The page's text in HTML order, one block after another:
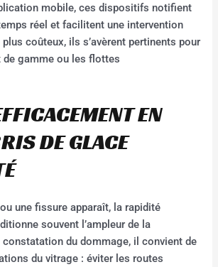
mobile, ces dispositifs notifient
réel et facilitent une intervention
coûteux, ils s’avèrent pertinents pour
de gamme ou les flottes
EN
DE GLACE
une fissure apparaît, la rapidité
souvent l’ampleur de la
constatation du dommage, il convient de
du vitrage : éviter les routes